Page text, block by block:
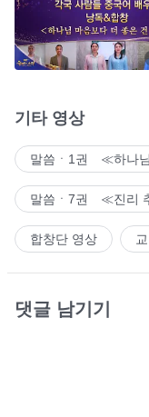
기타 영상
말씀ㆍ1권 ≪하나
말씀ㆍ7권 ≪진리
합창단 영상
댓글 남기기